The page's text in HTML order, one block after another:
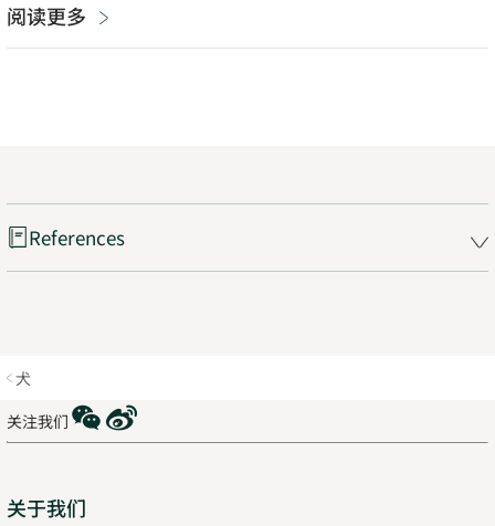
阅读更多
References
犬
关注我们
WeChat
Weibo
Sitemap
关于我们